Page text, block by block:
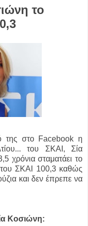
το
της στο Facebook η
του ΣΚΑΙ, Σία
χρόνια σταματάει το
του ΣΚΑΙ 100,3 καθώς
και δεν έπρεπε να
Κοσιώνη: